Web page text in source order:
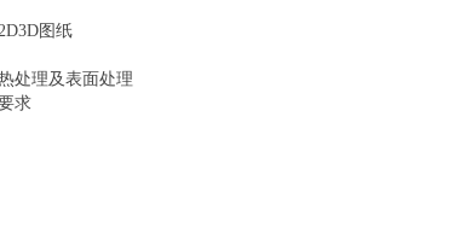
图纸
处理及表面处理
求